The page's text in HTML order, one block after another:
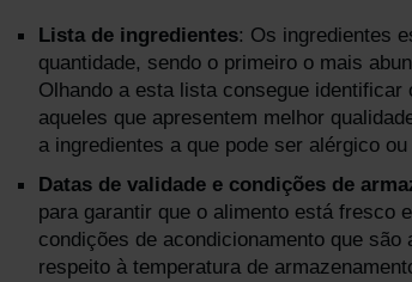
Lista de ingredientes: Os ingredientes
quantidade, sendo o primeiro o mais
Olhando a esta lista consegue
aqueles que apresentem melhor
a ingredientes a que pode ser alérgico
Datas de validade e condições de
para garantir que o alimento está fresco
condições de acondicionamento que
respeito à temperatura de